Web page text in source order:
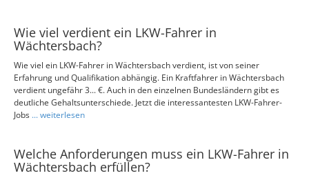
Wie viel verdient ein LKW-Fahrer in
Wächtersbach?
Wie viel ein LKW-Fahrer in Wächtersbach verdient, ist von seiner
Erfahrung und Qualifikation abhängig. Ein Kraftfahrer in Wächtersbach
verdient ungefähr 3... €. Auch in den einzelnen Bundesländern gibt es
deutliche Gehaltsunterschiede. Jetzt die interessantesten LKW-Fahrer-
Jobs ... weiterlesen
Welche Anforderungen muss ein LKW-Fahrer in
Wächtersbach erfüllen?